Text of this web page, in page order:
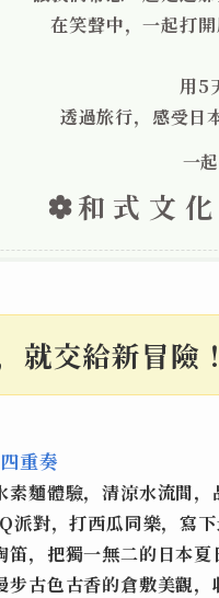
在笑聲中，一起打
用5
透過旅行，感受日
一
和 式 文
就交給新冒險！
重奏
麵體驗，清涼水流間，
派對，打西瓜同樂，寫
，把獨一無二的日本夏
步古色古香的倉敷美觀，